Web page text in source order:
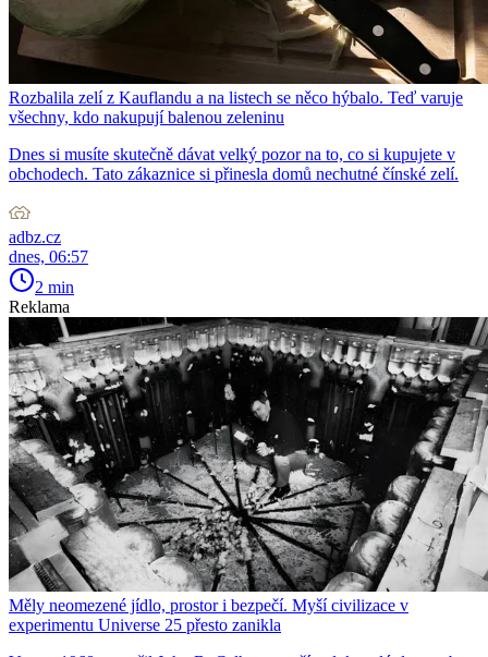
Rozbalila zelí z Kauflandu a na listech se něco hýbalo. Teď varuje
všechny, kdo nakupují balenou zeleninu
Dnes si musíte skutečně dávat velký pozor na to, co si kupujete v
obchodech. Tato zákaznice si přinesla domů nechutné čínské zelí.
adbz.cz
dnes, 06:57
2 min
Reklama
Měly neomezené jídlo, prostor i bezpečí. Myší civilizace v
experimentu Universe 25 přesto zanikla